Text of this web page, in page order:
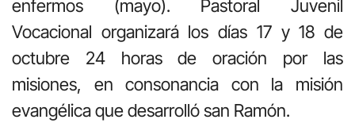
enfermos (mayo). Pastoral Juvenil
Vocacional organizará los días 17 y 18 de
octubre 24 horas de oración por las
misiones, en consonancia con la misión
evangélica que desarrolló san Ramón.